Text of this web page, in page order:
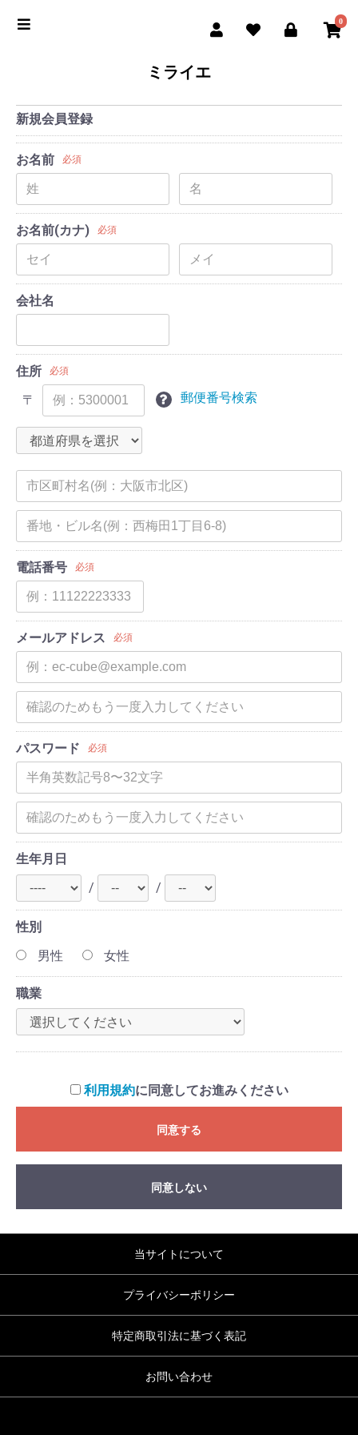
0
ミライエ
新規会員登録
お名前 必須
お名前(カナ) 必須
会社名
住所 必須
〒 郵便番号検索
電話番号 必須
メールアドレス 必須
パスワード 必須
生年月日
/
/
性別
男性
女性
職業
利用規約に同意してお進みください
同意する
同意しない
当サイトについて
プライバシーポリシー
特定商取引法に基づく表記
お問い合わせ